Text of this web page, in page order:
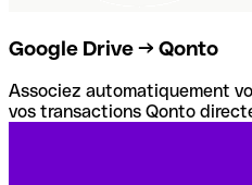
Google Drive → Qonto
Associez automatiquement
vos transactions Qonto